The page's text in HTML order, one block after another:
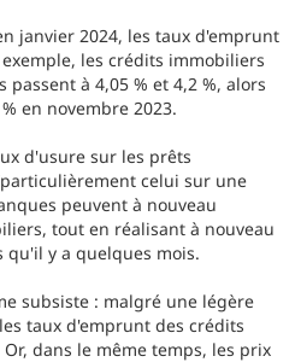
janvier 2024, les taux d'emprunt
les crédits immobiliers
à 4,05 % et 4,2 %, alors
en novembre 2023.
d'usure sur les prêts
celui sur une
peuvent à nouveau
tout en réalisant à nouveau
y a quelques mois.
subsiste : malgré une légère
taux d'emprunt des crédits
dans le même temps, les prix